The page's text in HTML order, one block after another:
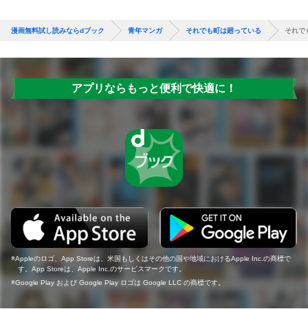
漫画無料試し読みならdブック 青年マンガ それでも町は廻っている それ
アプリならもっと便利で快適に！
Appleのロゴ、App Storeは、米国もしくはその他の国や地域におけるApple Inc.の商標で
す。App Storeは、Apple Inc.のサービスマークです。
Google Play および Google Play ロゴは Google LLC の商標です。